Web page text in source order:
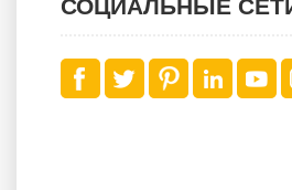
СОЦИАЛЬНЫЕ